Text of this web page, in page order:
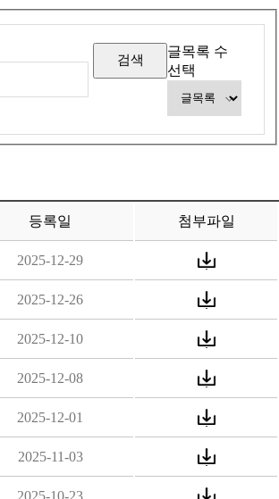
글목록 수
선택
등록일 첨부파일
2025-12-29
2025-12-26
2025-12-10
2025-12-08
2025-12-01
2025-11-03
2025-10-23